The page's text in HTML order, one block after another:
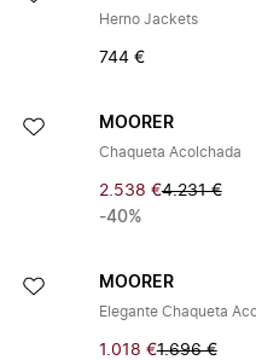
Herno Jackets
744 €
MOORER
Chaqueta Acolchada
2.538 €4.231 €
-40%
MOORER
Elegante Chaqueta
1.018 €1.696 €